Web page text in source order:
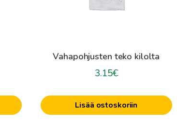
Vahapohjusten teko kilolta
3.15€
Lisää ostoskoriin